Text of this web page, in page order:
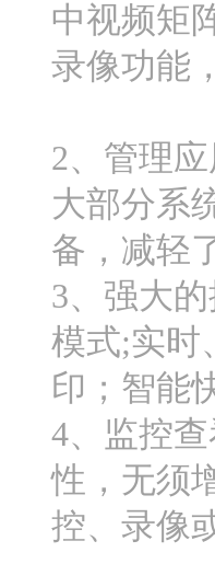
中视频矩
录像功能
2、管理
大部分系
备，减轻
3、强大
模式;实时
印；智能
4、监控
性，无须
控、录像